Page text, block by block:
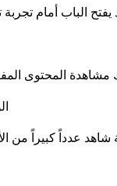
الباب أمام تجربة